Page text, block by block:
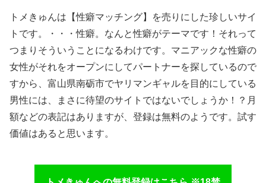
トメきゅんは【性癖マッチング】を売りにした珍しいサイ
トです。・・・性癖。なんと性癖がテーマです！それって
つまりそういうことになるわけです。マニアックな性癖の
女性がそれをオープンにしてパートナーを探しているので
すから、富山県南砺市でヤリマンギャルを目的にしている
男性には、まさに待望のサイトではないでしょうか！？月
額などの表記はありますが、登録は無料のようです。試す
価値はあると思います。